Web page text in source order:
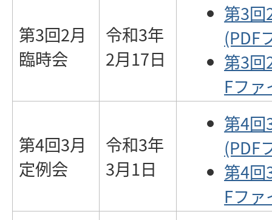
第3回2月
臨時会
令和3年
2月17日
第3回
(PDF
第3回
Fフ
第4回3月
定例会
令和3年
3月1日
第4回
(PDF
第4回
Fフ